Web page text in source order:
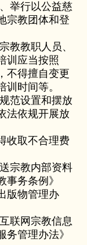
举行以公益慈
宗教团体和登
教职人员、
训应当按照
不得擅自变更
时间等。
范设置和摆放
法依规开展放
取不合理费
宗教内部资料
务条例》
版物管理办
联网宗教信息
管理办法》